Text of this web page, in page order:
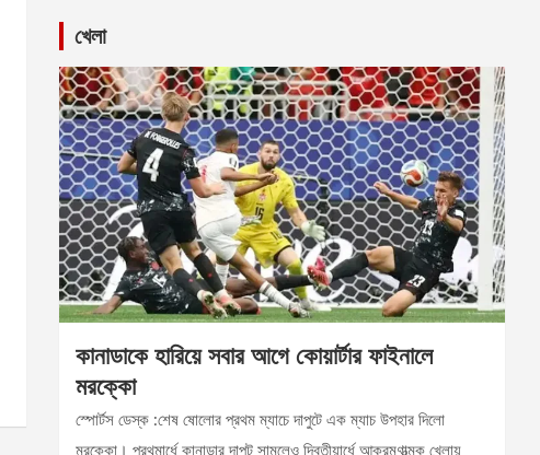
খেলা
কানাডাকে হারিয়ে সবার আগে কোয়ার্টার ফাইনালে
মরক্কো
স্পোর্টস ডেস্ক :শেষ ষোলোর প্রথম ম্যাচে দাপুটে এক ম্যাচ উপহার দিলো
মরক্কো। প্রথমার্ধে কানাডার দাপট সামলেও দ্বিতীয়ার্ধে আক্রমণাত্মক খেলায়